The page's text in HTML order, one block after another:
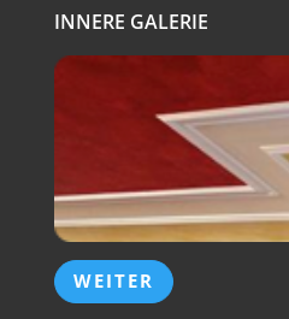
INNERE GALERIE
WEITER